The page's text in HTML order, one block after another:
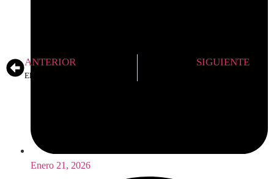
Enero 21, 2026
ANTERIOR SIGUIENTE